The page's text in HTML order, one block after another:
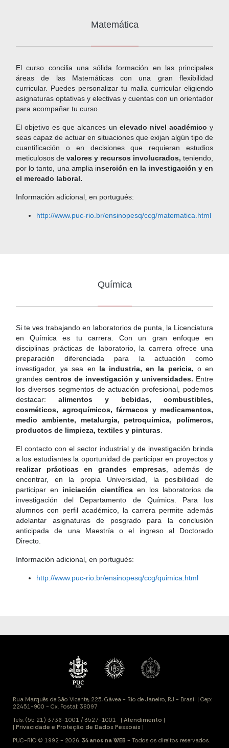
Matemática
El curso concilia una sólida formación en las principales
áreas de las Matemáticas con una gran flexibilidad
curricular. Puedes personalizar tu malla curricular eligiendo
asignaturas optativas y electivas y cuentas con un orientador
para acompañar tu curso.
El objetivo es que alcances un elevado nivel académicoy
seas capaz de actuar en situaciones que exijan algún tipo de
cuantificación o en decisiones que requieran estudios
meticulosos de valores y recursos involucrados, teniendo,
por lo tanto, una amplia inserción en la investigación y en
el mercado laboral.
Información adicional, en portugués:
http://www.puc-rio.br/ensinopesq/ccg/matematica.html
Química
Si te ves trabajando en laboratorios de punta, la Licenciatura
en Química es tu carrera. Con un gran enfoque en
disciplinas prácticas de laboratorio, la carrera ofrece una
preparación diferenciada para la actuación como
investigador, ya sea en la industria, en la pericia, o en
grandes centros de investigación y universidades. Entre
los diversos segmentos de actuación profesional, podemos
destacar: alimentos y bebidas, combustibles,
cosméticos, agroquímicos, fármacos y medicamentos,
medio ambiente, metalurgia, petroquímica, polímeros,
productos de limpieza, textiles y pinturas
El contacto con el sector industrial y de investigación brinda
a los estudiantes la oportunidad de participar en proyectos y
realizar prácticas en grandes empresas, además de
encontrar, en la propia Universidad, la posibilidad de
participar en iniciación científica en los laboratorios de
investigación del Departamento de Química. Para los
alumnos con perfil académico, la carrera permite además
adelantar asignaturas de posgrado para la conclusión
anticipada de una Maestría o el ingreso al Doctorado
Directo.
Información adicional, en portugués:
http://www.puc-rio.br/ensinopesq/ccg/quimica.html